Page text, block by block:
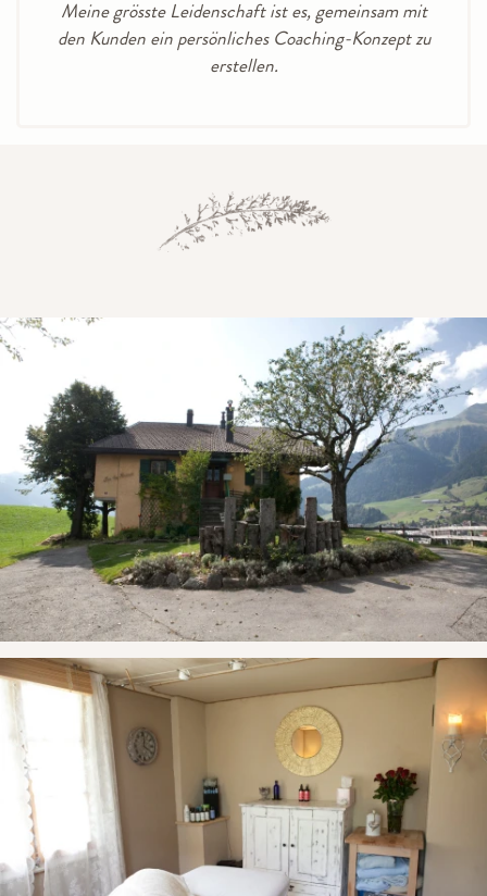
Meine grösste Leidenschaft ist es, gemeinsam mit
den Kunden ein persönliches Coaching-Konzept zu
erstellen.